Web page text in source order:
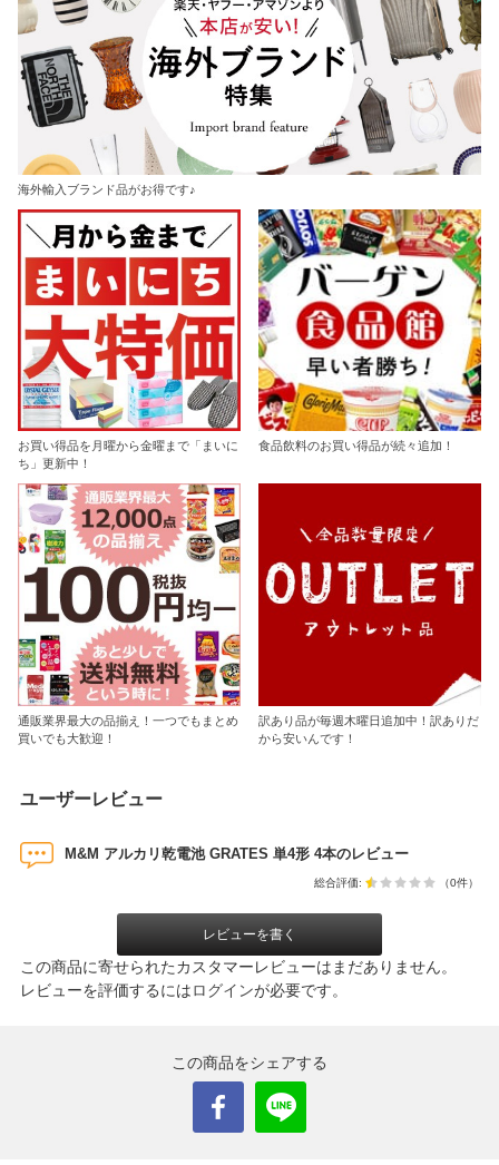
海外輸入ブランド品がお得です♪
お買い得品を月曜から金曜まで「まいに
ち」更新中！
食品飲料のお買い得品が続々追加！
通販業界最大の品揃え！一つでもまとめ
買いでも大歓迎！
訳あり品が毎週木曜日追加中！訳ありだ
から安いんです！
ユーザーレビュー
M&M アルカリ乾電池 GRATES 単4形 4本のレビュー
総合評価: （0件）
レビューを書く
この商品に寄せられたカスタマーレビューはまだありません。
レビューを評価するにはログインが必要です。
この商品をシェアする